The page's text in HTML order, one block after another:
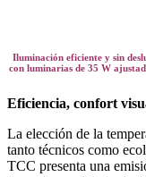
Iluminación eficiente y sin
con luminarias de 35 W
Eficiencia, confort
La elección de la
tanto técnicos como
TCC presenta una